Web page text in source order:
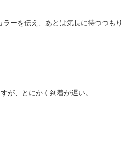
ーを伝え、あとは気長に待つつもり
が、とにかく到着が遅い。